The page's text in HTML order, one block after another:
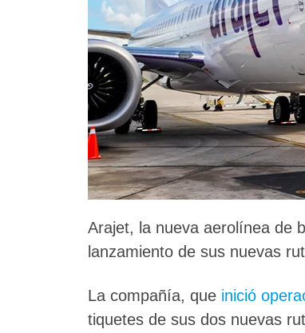
Arajet, la nueva aerolínea de
lanzamiento de sus nuevas
La compañía, que inició
tiquetes de sus dos nuevas